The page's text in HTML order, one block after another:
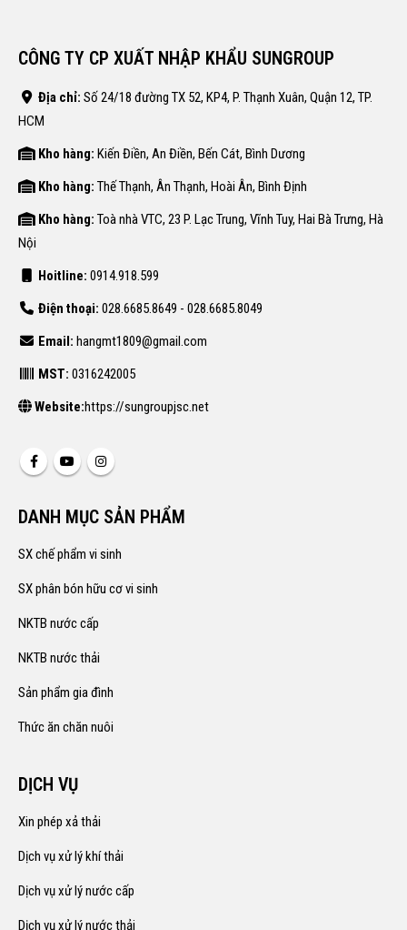
CÔNG TY CP XUẤT NHẬP KHẨU SUNGROUP
Địa chỉ: Số 24/18 đường TX 52, KP4, P. Thạnh Xuân, Quận 12, TP.
HCM
Kho hàng: Kiến Điền, An Điền, Bến Cát, Bình Dương
Kho hàng: Thế Thạnh, Ân Thạnh, Hoài Ân, Bình Định
Kho hàng: Toà nhà VTC, 23 P. Lạc Trung, Vĩnh Tuy, Hai Bà Trưng, Hà
Nội
Hoitline: 0914.918.599
Điện thoại: 028.6685.8649 - 028.6685.8049
Email: hangmt1809@gmail.com
MST: 0316242005
Website:https://sungroupjsc.net
DANH MỤC SẢN PHẨM
SX chế phẩm vi sinh
SX phân bón hữu cơ vi sinh
NKTB nước cấp
NKTB nước thải
Sản phẩm gia đình
Thức ăn chăn nuôi
DỊCH VỤ
Xin phép xả thải
Dịch vụ xử lý khí thải
Dịch vụ xử lý nước cấp
Dịch vụ xử lý nước thải